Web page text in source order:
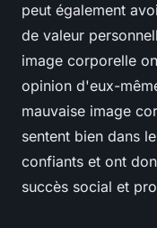
peut également
de valeur
image corporelle
opinion d'eux-
mauvaise image
sentent bien dans
confiants et ont
succès social et